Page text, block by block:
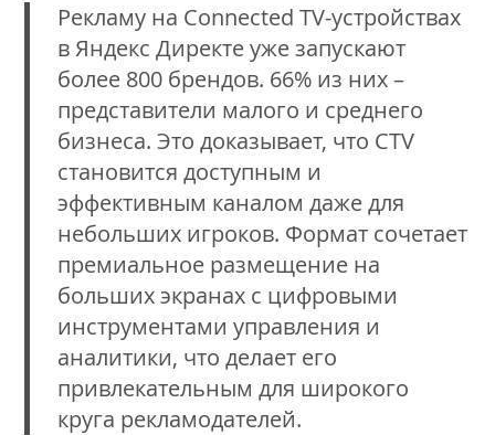
Рекламу на Сonnected TV-устройствах
в Яндекс Директе уже запускают
более 800 брендов. 66% из них –
представители малого и среднего
бизнеса. Это доказывает, что CTV
становится доступным и
эффективным каналом даже для
небольших игроков. Формат сочетает
премиальное размещение на
больших экранах с цифровыми
инструментами управления и
аналитики, что делает его
привлекательным для широкого
круга рекламодателей.